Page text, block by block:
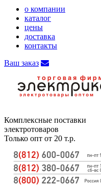
о компании
каталог
цены
доставка
контакты
Ваш заказ
Комплексные поставки
электротоваров
Только опт от 20 т.р.